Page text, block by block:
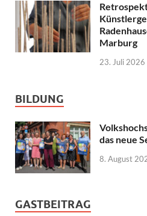
Marburg
23. Juli 2026
BILDUNG
das neue
8. August
GASTBEITRAG